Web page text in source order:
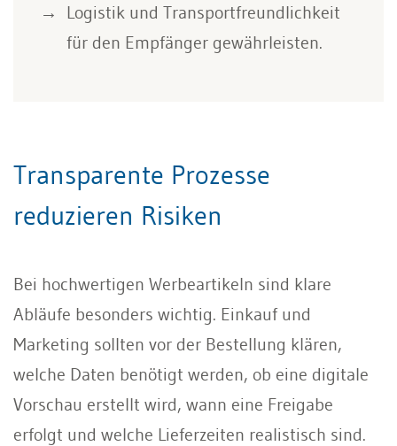
Logistik und Transportfreundlichkeit
für den Empfänger gewährleisten.
Transparente Prozesse
reduzieren Risiken
Bei hochwertigen Werbeartikeln sind klare
Abläufe besonders wichtig. Einkauf und
Marketing sollten vor der Bestellung klären,
welche Daten benötigt werden, ob eine digitale
Vorschau erstellt wird, wann eine Freigabe
erfolgt und welche Lieferzeiten realistisch sind.